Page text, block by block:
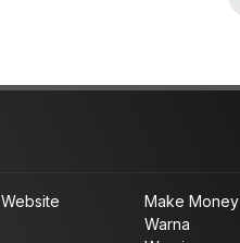
Website
Make Money
Warna